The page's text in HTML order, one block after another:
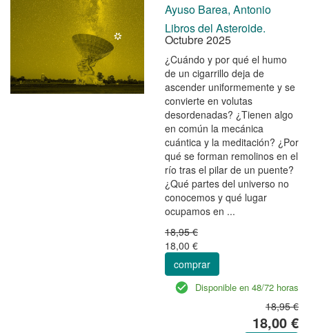
Ayuso Barea, Antonio
Libros del Asteroide.
Octubre 2025
¿Cuándo y por qué el humo
de un cigarrillo deja de
ascender uniformemente y se
convierte en volutas
desordenadas? ¿Tienen algo
en común la mecánica
cuántica y la meditación? ¿Por
qué se forman remolinos en el
río tras el pilar de un puente?
¿Qué partes del universo no
conocemos y qué lugar
ocupamos en ...
18,95 €
18,00 €
comprar
Disponible en 48/72 horas
18,95 €
18,00 €